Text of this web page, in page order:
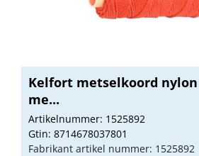
Kelfort metselkoord
me...
Artikelnummer: 1525892
Gtin: 8714678037801
Fabrikant artikel nummer: 1525892